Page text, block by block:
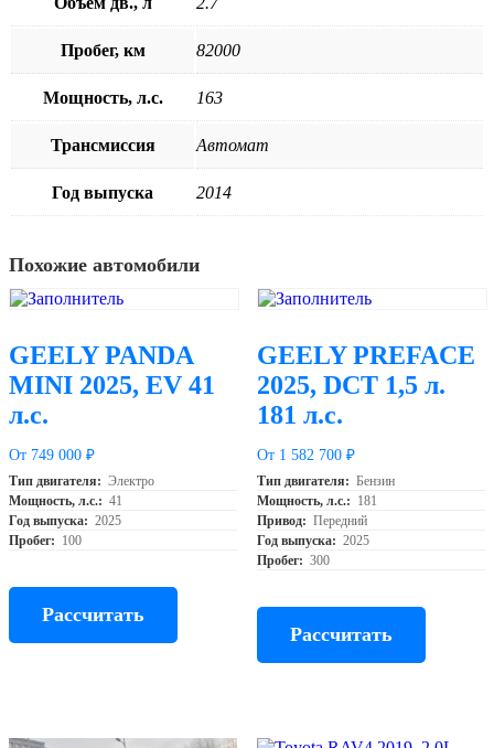
Пробег, км 82000
Мощность, л.с. 163
Трансмиссия Автомат
Год выпуска 2014
Похожие автомобили
GEELY PANDA
MINI 2025, EV 41
л.с.
От 749 000 ₽
Тип двигателя: Электро
Мощность, л.с.: 41
Год выпуска: 2025
Пробег: 100
Рассчитать
GEELY PREFACE
2025, DCT 1,5 л.
181 л.с.
От 1 582 700 ₽
Тип двигателя: Бензин
Мощность, л.с.: 181
Привод: Передний
Год выпуска: 2025
Пробег: 300
Рассчитать